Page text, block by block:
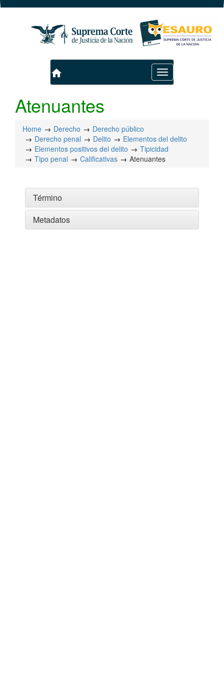
Toggle
navigation
home
Atenuantes
Home Derecho
Derecho público
Derecho penal
Delito
Elementos del delito
Elementos positivos del delito
Tipicidad
Tipo penal
Calificativas Atenuantes
Término
Metadatos